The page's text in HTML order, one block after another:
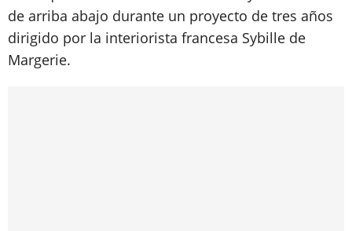
de arriba abajo durante un proyecto de tres años
dirigido por la interiorista francesa Sybille de
Margerie.